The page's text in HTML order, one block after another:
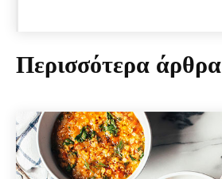
Περισσότερα άρθρα